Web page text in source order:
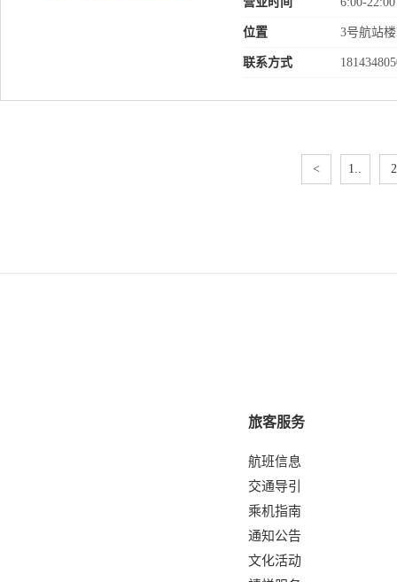
位置 3号航站
联系方式
< 1.. 2
旅客服务
航班信息
交通导引
乘机指南
通知公告
文化活动